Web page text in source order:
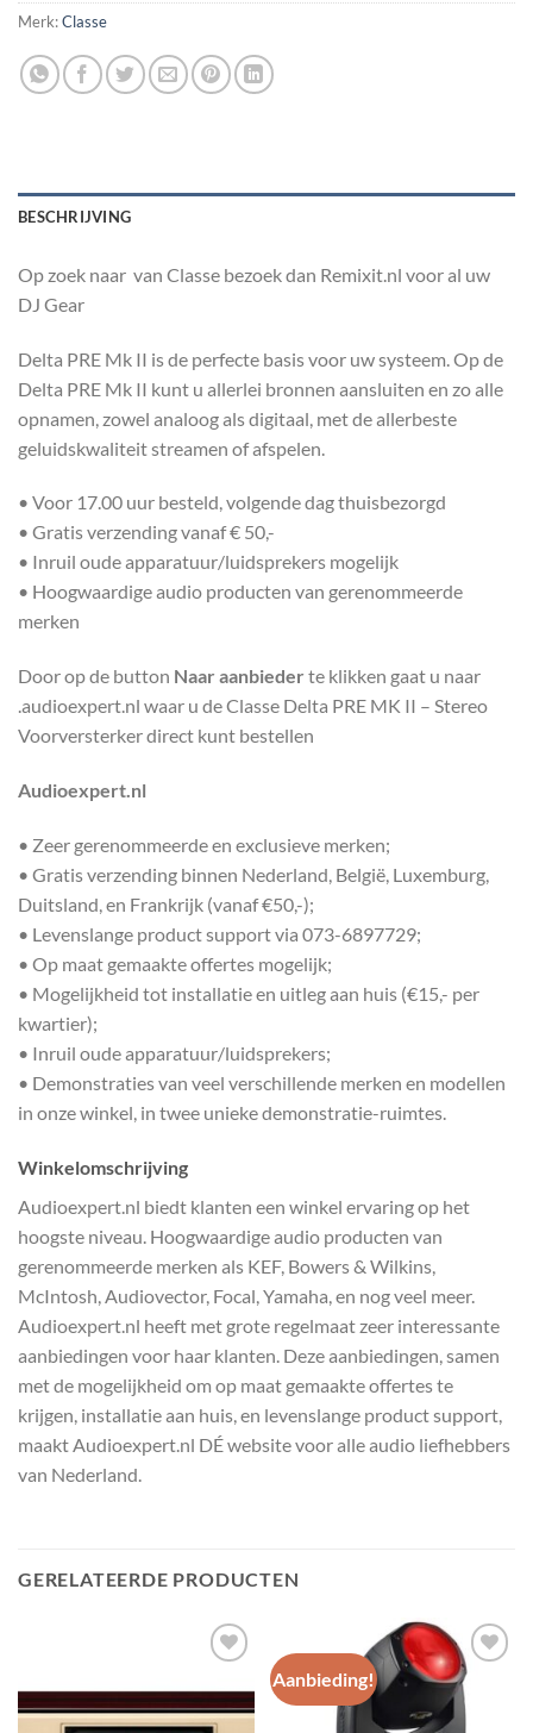
Merk:Classe
BESCHRIJVING
Op zoek naar van Classe bezoek dan Remixit.nl voor al uw
DJ Gear
Delta PRE Mk II is de perfecte basis voor uw systeem. Op de
Delta PRE Mk II kunt u allerlei bronnen aansluiten en zo alle
opnamen, zowel analoog als digitaal, met de allerbeste
geluidskwaliteit streamen of afspelen.
• Voor 17.00 uur besteld, volgende dag thuisbezorgd
• Gratis verzending vanaf € 50,-
• Inruil oude apparatuur/luidsprekers mogelijk
• Hoogwaardige audio producten van gerenommeerde
merken
Door op de button Naar aanbieder te klikken gaat u naar
.audioexpert.nl waar u de Classe Delta PRE MK II – Stereo
Voorversterker direct kunt bestellen
Audioexpert.nl
• Zeer gerenommeerde en exclusieve merken;
• Gratis verzending binnen Nederland, België, Luxemburg,
Duitsland, en Frankrijk (vanaf €50,-);
• Levenslange product support via 073-6897729;
• Op maat gemaakte offertes mogelijk;
• Mogelijkheid tot installatie en uitleg aan huis (€15,- per
kwartier);
• Inruil oude apparatuur/luidsprekers;
• Demonstraties van veel verschillende merken en modellen
in onze winkel, in twee unieke demonstratie-ruimtes.
Winkelomschrijving
Audioexpert.nl biedt klanten een winkel ervaring op het
hoogste niveau. Hoogwaardige audio producten van
gerenommeerde merken als KEF, Bowers & Wilkins,
McIntosh, Audiovector, Focal, Yamaha, en nog veel meer.
Audioexpert.nl heeft met grote regelmaat zeer interessante
aanbiedingen voor haar klanten. Deze aanbiedingen, samen
met de mogelijkheid om op maat gemaakte offertes te
krijgen, installatie aan huis, en levenslange product support,
maakt Audioexpert.nl DÉ website voor alle audio liefhebbers
van Nederland.
GERELATEERDE PRODUCTEN
Toevoegen
Aanbieding!
Toevoegen